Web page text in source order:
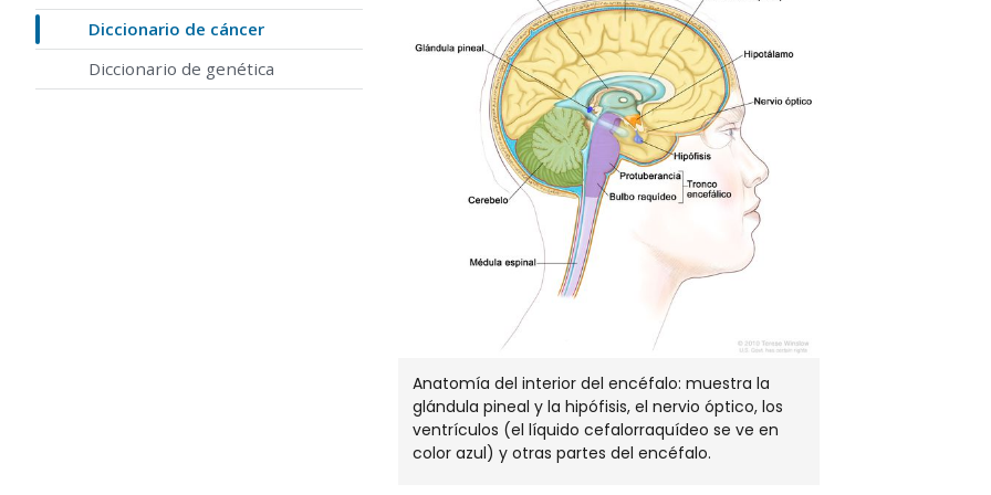
Diccionario de cáncer
Diccionario de genética
Anatomía del interior del encéfalo: muestra la
glándula pineal y la hipófisis, el nervio óptico, los
ventrículos (el líquido cefalorraquídeo se ve en
color azul) y otras partes del encéfalo.